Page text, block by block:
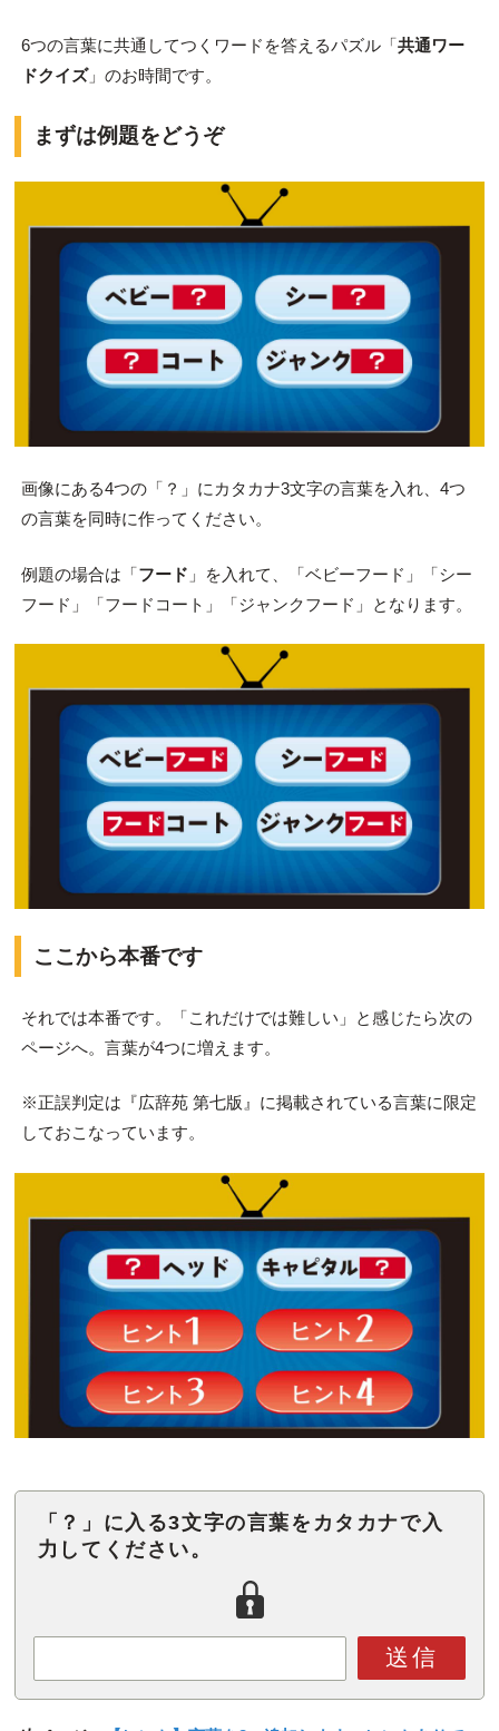
6つの言葉に共通してつくワードを答えるパズル「共通ワー
ドクイズ」のお時間です。
まずは例題をどうぞ
画像にある4つの「？」にカタカナ3文字の言葉を入れ、4つ
の言葉を同時に作ってください。
例題の場合は「フード 」を入れて、「ベビーフード」「シー
フード」「フードコート」「ジャンクフード」となります。
ここから本番です
それでは本番です。「これだけでは難しい」と感じたら次の
ページへ。言葉が4つに増えます。
※正誤判定は『広辞苑 第七版』に掲載されている言葉に限定
しておこなっています。
「？」に入る3文字の言葉をカタカナで入
力してください。
送信